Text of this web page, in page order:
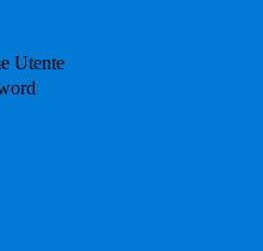
Utente